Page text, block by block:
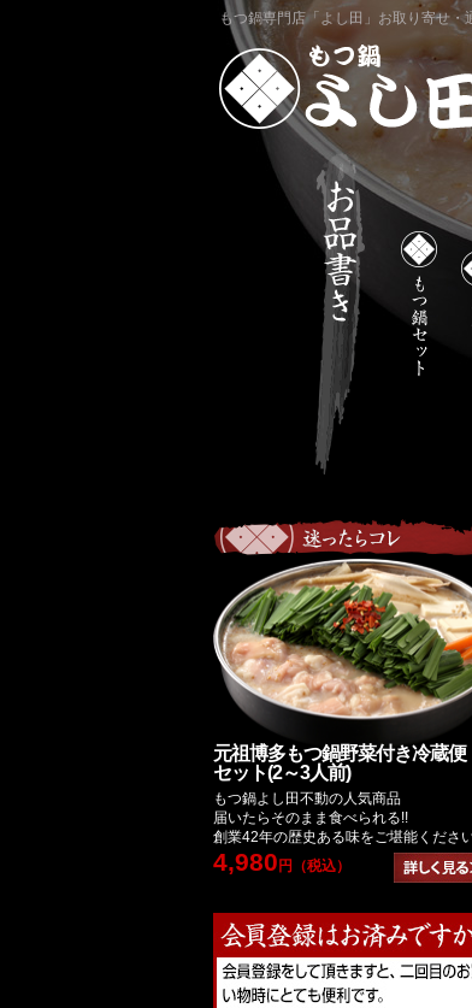
もつ鍋専門店「よし田」お取り寄せ
元祖博多もつ鍋野菜付き冷蔵便
セット(2～3人前)
もつ鍋よし田不動の人気商品
届いたらそのまま食べられる!!
創業42年の歴史ある味をご堪能ください
4,980 円（税込）